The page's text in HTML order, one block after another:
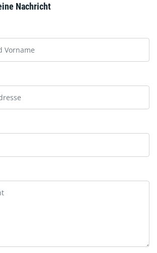
Nachricht